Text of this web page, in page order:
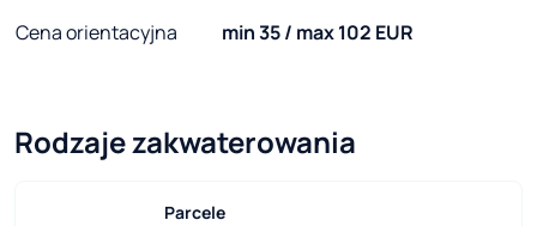
Cena orientacyjna
min 35 / max 102 EUR
Rodzaje zakwaterowania
Parcele